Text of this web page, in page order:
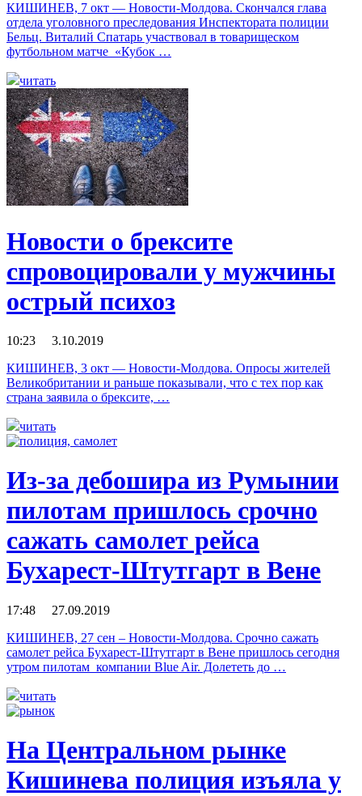
КИШИНЕВ, 7 окт — Новости-Молдова. Скончался глава
отдела уголовного преследования Инспектората полиции
Бельц. Виталий Спатарь участвовал в товарищеском
футбольном матче «Кубок …
читать
Новости о брексите
спровоцировали у мужчины
острый психоз
10:23 3.10.2019
КИШИНЕВ, 3 окт — Новости-Молдова. Опросы жителей
Великобритании и раньше показывали, что с тех пор как
страна заявила о брексите, …
читать
Из-за дебошира из Румынии
пилотам пришлось срочно
сажать самолет рейса
Бухарест-Штутгарт в Вене
17:48 27.09.2019
КИШИНЕВ, 27 сен – Новости-Молдова. Срочно сажать
самолет рейса Бухарест-Штутгарт в Вене пришлось сегодня
утром пилотам компании Blue Air. Долететь до …
читать
На Центральном рынке
Кишинева полиция изъяла у